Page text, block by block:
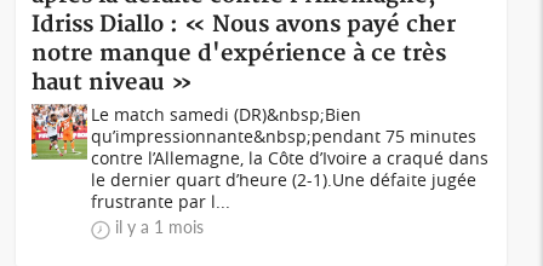
Idriss Diallo : « Nous avons payé cher
notre manque d'expérience à ce très
haut niveau »
Le match samedi (DR)&nbsp;Bien
qu’impressionnante&nbsp;pendant 75 minutes
contre l’Allemagne, la Côte d’Ivoire a craqué dans
le dernier quart d’heure (2-1).Une défaite jugée
frustrante par l...
il y a 1 mois